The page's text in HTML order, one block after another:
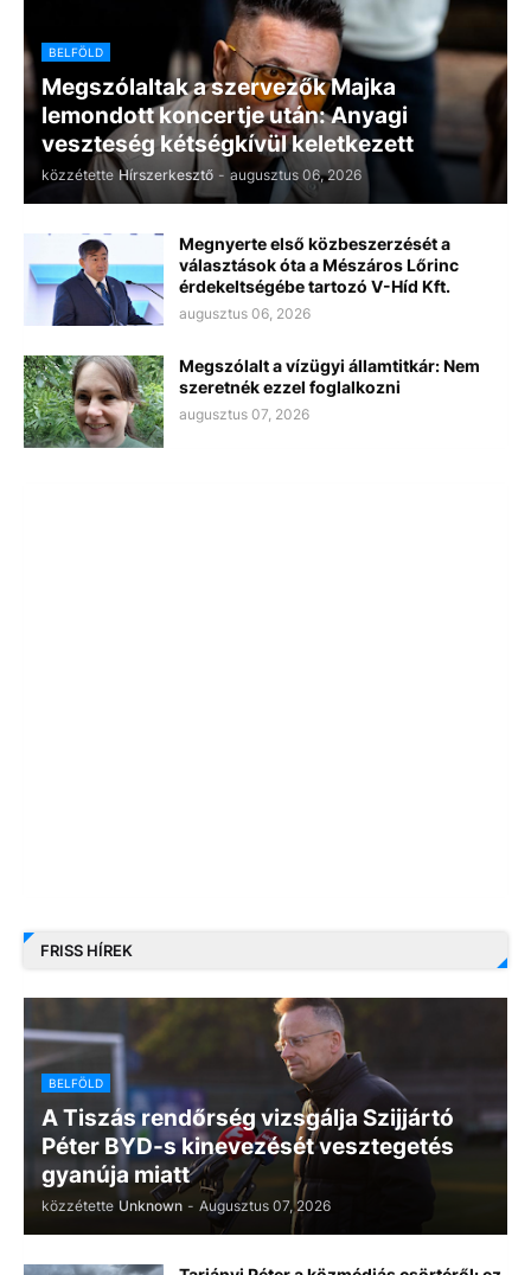
BELFÖLD
Megszólaltak a szervezők Majka
lemondott koncertje után: Anyagi
veszteség kétségkívül keletkezett
közzétette Hírszerkesztő - augusztus 06, 2026
Megnyerte első közbeszerzését a
választások óta a Mészáros Lőrinc
érdekeltségébe tartozó V-Híd Kft.
augusztus 06, 2026
Megszólalt a vízügyi államtitkár: Nem
szeretnék ezzel foglalkozni
augusztus 07, 2026
FRISS HÍREK
BELFÖLD
A Tiszás rendőrség vizsgálja Szijjártó
Péter BYD-s kinevezését vesztegetés
gyanúja miatt
közzétette Unknown - Augusztus 07, 2026